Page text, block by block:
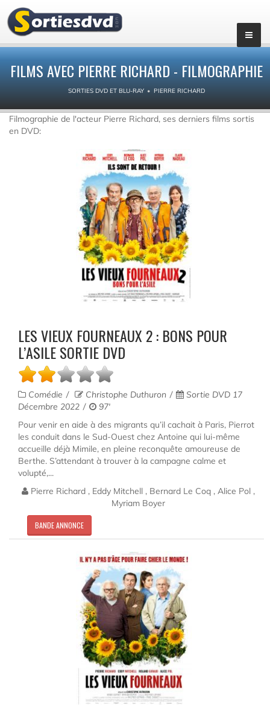
FILMS AVEC PIERRE RICHARD - FILMOGRAPHIE
SORTIES DVD ET BLU-RAY PIERRE RICHARD
Filmographie de l'acteur Pierre Richard, ses derniers films sortis
en DVD:
LES VIEUX FOURNEAUX 2 : BONS POUR
L’ASILE SORTIE DVD
Comédie Christophe Duthuron
Sortie DVD 17
Décembre 2022
97'
Pour venir en aide à des migrants qu’il cachait à Paris, Pierrot
les conduit dans le Sud-Ouest chez Antoine qui lui-même
accueille déjà Mimile, en pleine reconquête amoureuse de
Berthe. S’attendant à trouver à la campagne calme et
volupté,...
Pierre Richard , Eddy Mitchell , Bernard Le Coq , Alice Pol ,
Myriam Boyer
BANDE ANNONCE